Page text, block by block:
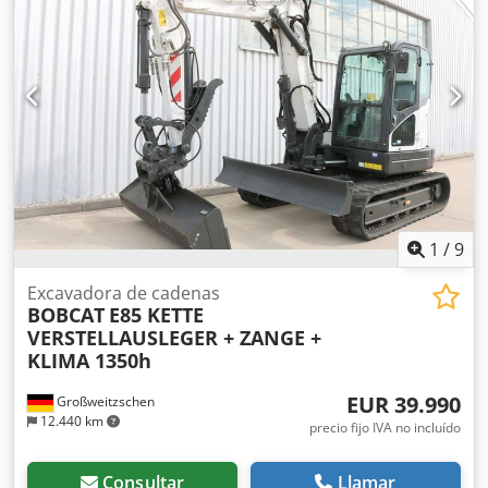
7.00-15 5.50, tamaño del neumático trasero:
, peso total:4.053 kg
, 5215420 Csdozr Db Hspfx
Apvsrf Número de serie: FDA2A-5052-00236
1 /9
Großweitzschen
12.440 km
Excavadora de cadenas
BOBCAT E85 KETTE
VERSTELLAUSLEGER + ZANGE +
KLIMA 1350h
EUR 39.990
precio fijo IVA no incluído
Consultar Llamar